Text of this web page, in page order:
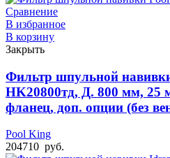
Сравнение
В избранное
В корзину
Закрыть
Фильтр шпульной
HK20800тд, Д. 800 мм, 25
фланец, доп. опции (без
Pool King
204710 руб.